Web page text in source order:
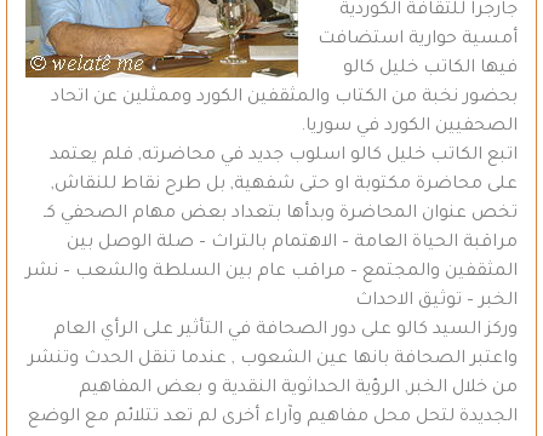
جارجرا للثقافة الكوردية
أمسية حوارية استضافت
فيها الكاتب خليل كالو
بحضور نخبة من الكتاب والمثقفين الكورد وممثلين عن اتحاد
الصحفيين الكورد في سوريا.
اتبع الكاتب خليل كالو اسلوب جديد في محاضرته, فلم يعتمد
على محاضرة مكتوبة او حتى شفهية, بل طرح نقاط للنقاش,
تخص عنوان المحاضرة وبدأها بتعداد بعض مهام الصحفي كـ
مراقبة الحياة العامة – الاهتمام بالتراث – صلة الوصل بين
المثقفين والمجتمع – مراقب عام بين السلطة والشعب – نشر
الخبر – توثيق الاحداث
وركز السيد كالو على دور الصحافة في التأثير على الرأي العام
واعتبر الصحافة بانها عين الشعوب , عندما تنقل الحدث وتنشر
من خلال الخبر, الرؤية الحداثوية النقدية و بعض المفاهيم
الجديدة لتحل محل مفاهيم وآراء أخرى لم تعد تتلائم مع الوضع